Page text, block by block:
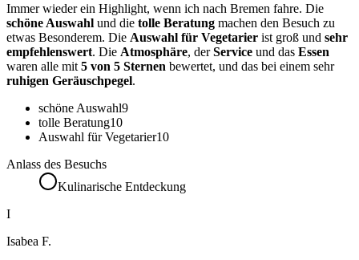
Immer wieder ein Highlight, wenn ich nach Bremen fahre. Die
schöne Auswahl und die tolle Beratung machen den Besuch zu
etwas Besonderem. Die Auswahl für Vegetarier ist groß und sehr
empfehlenswert. Die Atmosphäre, derService und das Essen
waren alle mit 5 von 5 Sternen bewertet, und das bei einem sehr
ruhigen Geräuschpegel.
schöne Auswahl9
tolle Beratung10
Auswahl für Vegetarier10
Anlass des Besuchs
Kulinarische Entdeckung
I
Isabea F.